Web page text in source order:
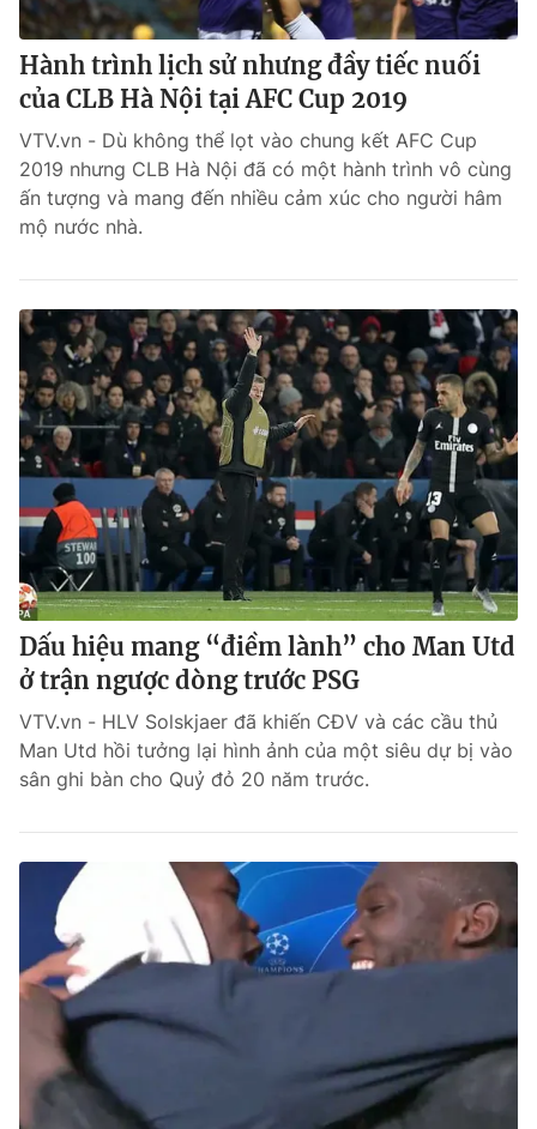
Hành trình lịch sử nhưng đầy tiếc nuối
của CLB Hà Nội tại AFC Cup 2019
VTV.vn - Dù không thể lọt vào chung kết AFC Cup
2019 nhưng CLB Hà Nội đã có một hành trình vô cùng
ấn tượng và mang đến nhiều cảm xúc cho người hâm
mộ nước nhà.
Dấu hiệu mang “điềm lành” cho Man Utd
ở trận ngược dòng trước PSG
VTV.vn - HLV Solskjaer đã khiến CĐV và các cầu thủ
Man Utd hồi tưởng lại hình ảnh của một siêu dự bị vào
sân ghi bàn cho Quỷ đỏ 20 năm trước.